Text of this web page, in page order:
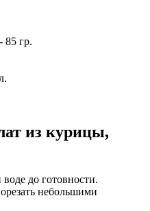
85 гр.
из курицы,
до готовности.
небольшими